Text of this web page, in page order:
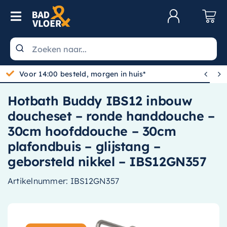
Skip to content
Toggle Navigation
Wastafels
Toiletten
Spiegels
Kranen
Douche
Badkamermeubels
Voor 14:00 besteld, morgen in huis*  
Hotbath Buddy IBS12 inbouw
doucheset – ronde handdouche –
30cm hoofddouche – 30cm
plafondbuis – glijstang –
geborsteld nikkel – IBS12GN357
Artikelnummer: IBS12GN357